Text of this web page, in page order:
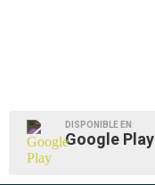
DISPONIBLE EN
Google Play